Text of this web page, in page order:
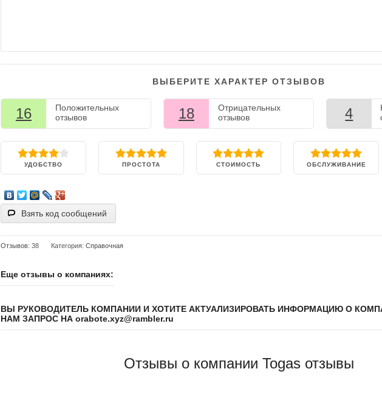
ВЫБЕРИТЕ ХАРАКТЕР ОТЗЫВОВ
16
Положительных
отзывов
18
Отрицательных
отзывов
4
УДОБСТВО ПРОСТОТА СТОИМОСТЬ ОБСЛУЖИВАНИЕ
Взять код сообщений
Отзывов: 38 Категория: Справочная
Еще отзывы о компаниях:
ВЫ РУКОВОДИТЕЛЬ КОМПАНИИ И ХОТИТЕ АКТУАЛИЗИРОВАТЬ ИНФОРМАЦИЮ О
НАМ ЗАПРОС НА orabote.xyz@rambler.ru
Отзывы о компании Togas отзывы